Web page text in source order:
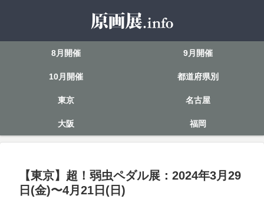
8月開催 9月開催
10月開催 都道府県別
東京 名古屋
大阪 福岡
【東京】超！弱虫ペダル展：2024年3月29
日(金)〜4月21日(日)